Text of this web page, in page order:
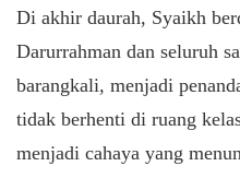
Di akhir daurah, Syaikh
Darurrahman dan seluruh
barangkali, menjadi
tidak berhenti di ruang
menjadi cahaya yang